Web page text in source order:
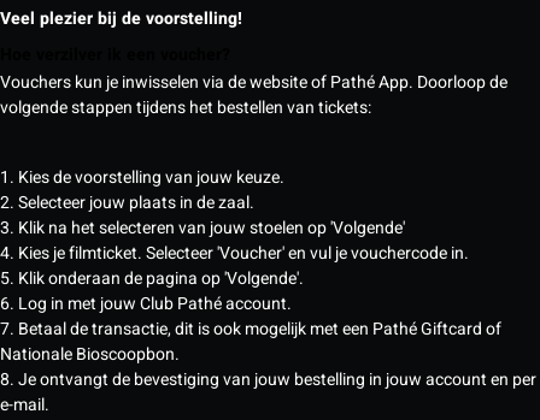
Veel plezier bij de voorstelling!
Vouchers kun je inwisselen via de website of Pathé App. Doorloop de
volgende stappen tijdens het bestellen van tickets:
1. Kies de voorstelling van jouw keuze.
2. Selecteer jouw plaats in de zaal.
3. Klik na het selecteren van jouw stoelen op 'Volgende'
4. Kies je filmticket. Selecteer 'Voucher' en vul je vouchercode in.
5. Klik onderaan de pagina op 'Volgende'.
6. Log in met jouw Club Pathé account.
7. Betaal de transactie, dit is ook mogelijk met een Pathé Giftcard of
Nationale Bioscoopbon.
8. Je ontvangt de bevestiging van jouw bestelling in jouw account en per
e-mail.